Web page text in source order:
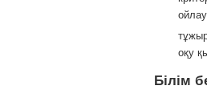
оқу
Білім